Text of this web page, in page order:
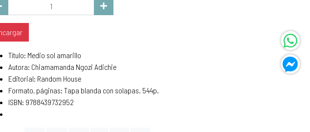
Título: Medio sol amarillo
Autora: Chiamamanda Ngozi Adichie
Editorial: Random House
Formato, páginas: Tapa blanda con solapas. 544p.
ISBN: 9788439732952